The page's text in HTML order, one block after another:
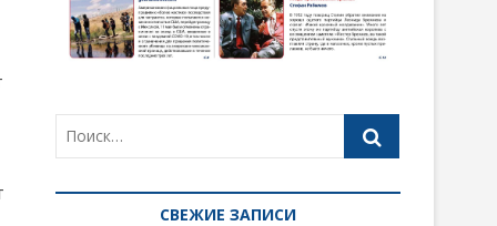
СВЕЖИЕ ЗАПИСИ